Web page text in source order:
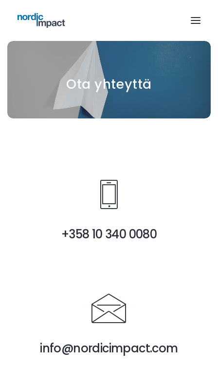
Ota yhteyttä
+358 10 340 0080
info@nordicimpact.com